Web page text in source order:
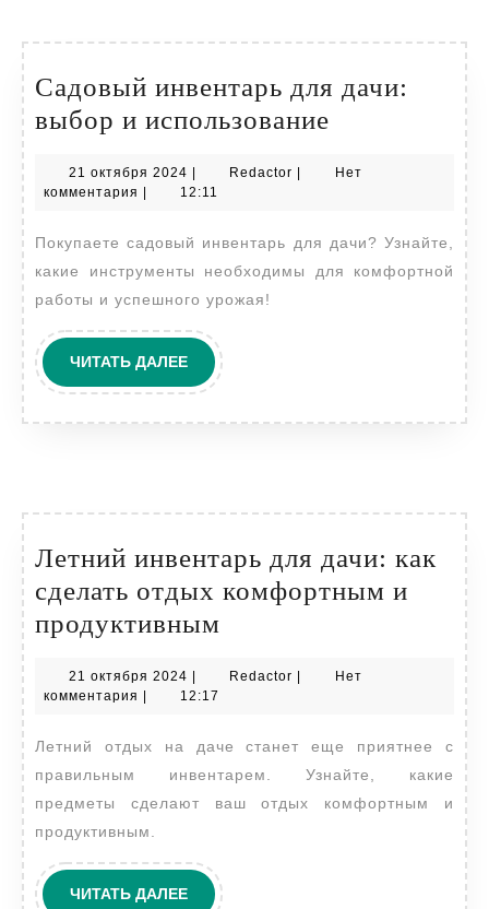
Садовый инвентарь для дачи:
выбор и использование
для
выбор
и
21 октября 2024 21
октября
| Redactor Redactor
|
Нет
комментария | 12:11
Покупаете садовый инвентарь для дачи? Узнайте,
какие инструменты необходимы для комфортной
работы и успешного урожая!
ЧИТАТЬ ДАЛЕЕЧИТАТЬ
ДАЛЕЕ
Летний инвентарь для дачи: как
сделать отдых комфортным и
продуктивным
для
как
сделать
отдых
и
21 октября 2024 21
октября
Redactor Redactor
Нет
комментария
12:17
Летний отдых на даче станет еще приятнее с
правильным инвентарем. Узнайте, какие
предметы сделают ваш отдых комфортным и
продуктивным.
ЧИТАТЬ ДАЛЕЕЧИТАТЬ